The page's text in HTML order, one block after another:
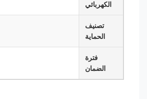
الكهربائي
تصنيف
الحماية
الضمان